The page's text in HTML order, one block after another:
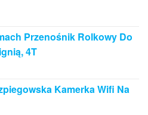
Przenośnik Rolkowy Do
4T
Kamerka Wifi Na